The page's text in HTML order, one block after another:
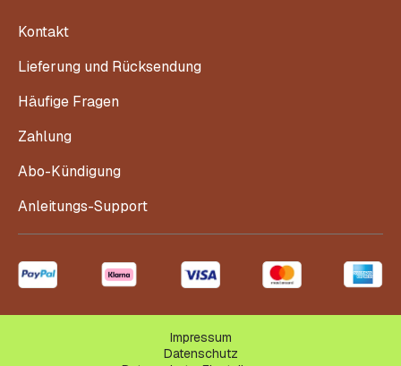
Kontakt
Lieferung und Rücksendung
Häufige Fragen
Zahlung
Abo-Kündigung
Anleitungs-Support
Impressum
Datenschutz